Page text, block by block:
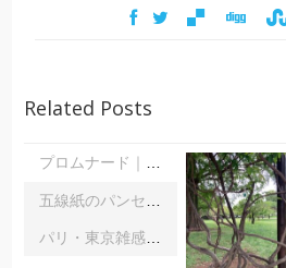
Related Posts
プロムナード｜流れのままに｜丘山万里子